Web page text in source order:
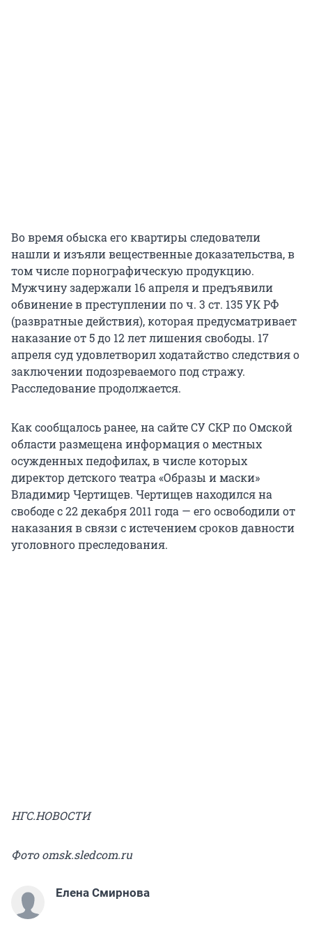
Во время обыска его квартиры следователи
нашли и изъяли вещественные доказательства, в
том числе порнографическую продукцию.
Мужчину задержали 16 апреля и предъявили
обвинение в преступлении по ч. 3 ст. 135 УК РФ
(развратные действия), которая предусматривает
наказание от 5 до 12 лет лишения свободы. 17
апреля суд удовлетворил ходатайство следствия о
заключении подозреваемого под стражу.
Расследование продолжается.
Как сообщалось ранее, на сайте СУ СКР по Омской
области размещена информация о местных
осужденных педофилах, в числе которых
директор детского театра «Образы и маски»
Владимир Чертищев. Чертищев находился на
свободе с 22 декабря 2011 года — его освободили от
наказания в связи с истечением сроков давности
уголовного преследования.
НГС.НОВОСТИ
Фото omsk.sledcom.ru
Елена Смирнова